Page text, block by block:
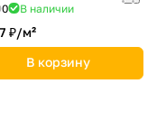
0 В наличии
₽/м²
В корзину